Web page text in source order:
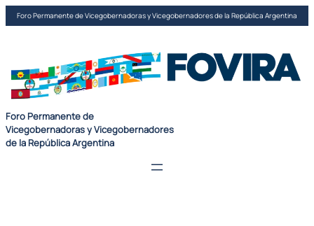
Saltar
al
Foro Permanente de Vicegobernadoras y Vicegobernadores de la República Argentina
Foro Permanente de
Vicegobernadoras y Vicegobernadores
de la República Argentina